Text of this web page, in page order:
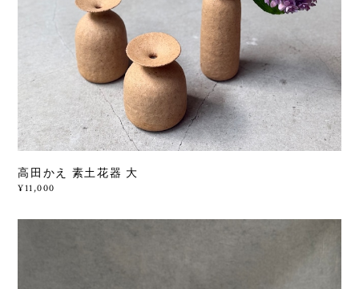
高田かえ 素土花器 大
¥11,000